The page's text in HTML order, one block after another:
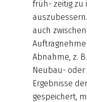
früh- zeitig zu
auch
Abnahme, z.
Neubau-
Ergebnisse
gespeichert,